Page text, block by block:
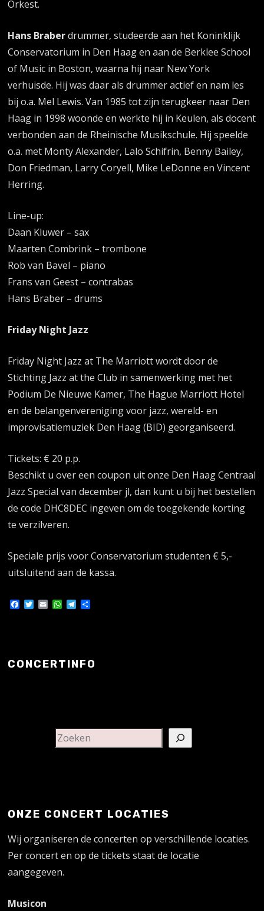
Orkest.
Hans Braberdrummer, studeerde aan het Koninklijk
Conservatorium in Den Haag en aan de Berklee School
of Music in Boston, waarna hij naar New York
verhuisde. Hij was daar als drummer actief en nam les
bij o.a. Mel Lewis. Van 1985 tot zijn terugkeer naar Den
Haag in 1998 woonde en werkte hij in Keulen, als docent
verbonden aan de Rheinische Musikschule. Hij speelde
o.a. met Monty Alexander, Lalo Schifrin, Benny Bailey,
Don Friedman, Larry Coryell, Mike LeDonne en Vincent
Herring.
Line-up:
Daan Kluwer – sax
Maarten Combrink – trombone
Rob van Bavel – piano
Frans van Geest – contrabas
Hans Braber – drums
Friday Night Jazz
Friday Night Jazz at The Marriott wordt door de
Stichting Jazz at the Club in samenwerking met het
Podium De Nieuwe Kamer, The Hague Marriott Hotel
en de belangenvereniging voor jazz, wereld- en
improvisatiemuziek Den Haag (BID) georganiseerd.
Tickets: € 20 p.p.
Beschikt u over een coupon uit onze Den Haag Centraal
Jazz Special van december jl, dan kunt u bij het bestellen
de code DHC8DEC ingeven om de toegekende korting
te verzilveren.
Speciale prijs voor Conservatorium studenten € 5,-
uitsluitend aan de kassa.
Facebook
TwitterEmailWhatsApp
Telegram
CONCERTINFO
ONZE CONCERT LOCATIES
Wij organiseren de concerten op verschillende locaties.
Per concert en op de tickets staat de locatie
aangegeven.
Musicon